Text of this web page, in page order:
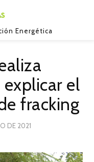
Energética
el
fracking
DE 2021
DE